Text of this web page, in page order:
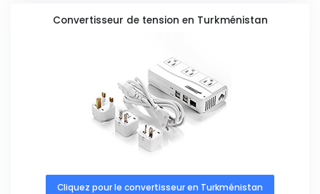
Convertisseur de tension en Turkménistan
Cliquez pour le convertisseur en Turkménistan